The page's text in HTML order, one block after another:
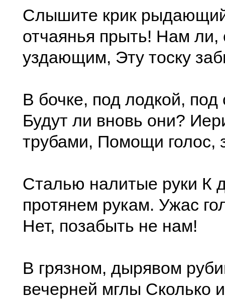
Слышите крик
отчаянья прыть! Нам ли,
уздающим, Эту тоску
В бочке, под лодкой, под
Будут ли вновь они?
трубами, Помощи голос,
Сталью налитые руки К
протянем рукам. Ужас
Нет, позабыть не нам!
В грязном, дырявом
вечерней мглы Сколько